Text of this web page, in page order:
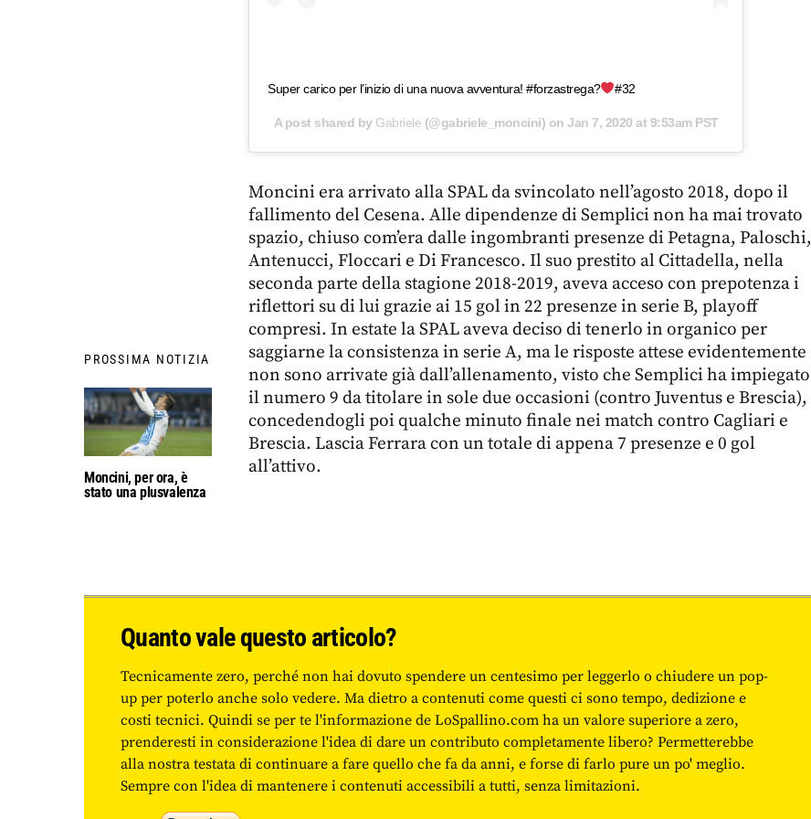
PROSSIMA NOTIZIA
Moncini, per ora, è
stato una plusvalenza
Super carico per l’inizio di una nuova avventura! #forzastrega? #32
A post shared by Gabriele (@gabriele_moncini) on Jan 7, 2020 at 9:53am PST
Moncini era arrivato alla SPAL da svincolato nell’agosto 2018, dopo il
fallimento del Cesena. Alle dipendenze di Semplici non ha mai trovato
spazio, chiuso com’era dalle ingombranti presenze di Petagna, Paloschi,
Antenucci, Floccari e Di Francesco. Il suo prestito al Cittadella, nella
seconda parte della stagione 2018-2019, aveva acceso con prepotenza i
riflettori su di lui grazie ai 15 gol in 22 presenze in serie B, playoff
compresi. In estate la SPAL aveva deciso di tenerlo in organico per
saggiarne la consistenza in serie A, ma le risposte attese evidentemente
non sono arrivate già dall’allenamento, visto che Semplici ha impiegato
il numero 9 da titolare in sole due occasioni (contro Juventus e Brescia),
concedendogli poi qualche minuto finale nei match contro Cagliari e
Brescia. Lascia Ferrara con un totale di appena 7 presenze e 0 gol
all’attivo.
Quanto vale questo articolo?
Tecnicamente zero, perché non hai dovuto spendere un centesimo per leggerlo o chiudere un pop-
up per poterlo anche solo vedere. Ma dietro a contenuti come questi ci sono tempo, dedizione e
costi tecnici. Quindi se per te l'informazione de LoSpallino.com ha un valore superiore a zero,
prenderesti in considerazione l'idea di dare un contributo completamente libero? Permetterebbe
alla nostra testata di continuare a fare quello che fa da anni, e forse di farlo pure un po' meglio.
Sempre con l'idea di mantenere i contenuti accessibili a tutti, senza limitazioni.